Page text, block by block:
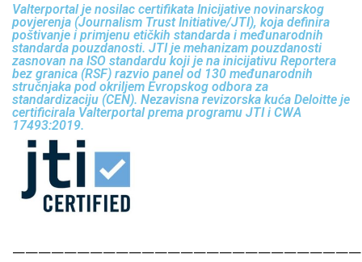
Valterportal je nosilac certifikata Inicijative novinarskog
povjerenja (Journalism Trust Initiative/JTI), koja definira
poštivanje i primjenu etičkih standarda i međunarodnih
standarda pouzdanosti. JTI je mehanizam pouzdanosti
zasnovan na ISO standardu koji je na inicijativu Reportera
bez granica (RSF) razvio panel od 130 međunarodnih
stručnjaka pod okriljem Evropskog odbora za
standardizaciju (CEN). Nezavisna revizorska kuća Deloitte je
certificirala Valterportal prema programu JTI i CWA
17493:2019.